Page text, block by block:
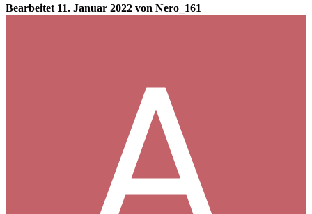
Bearbeitet 11. Januar 2022 von Nero_161